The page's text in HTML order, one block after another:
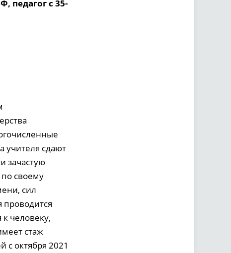
педагог с 35-
учителя сдают
зачастую
по своему
сил
проводится
человеку,
стаж
с октября 2021